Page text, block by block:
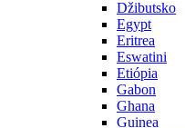
Džibutsko
Egypt
Eritrea
Eswatini
Etiópia
Gabon
Ghana
Guinea